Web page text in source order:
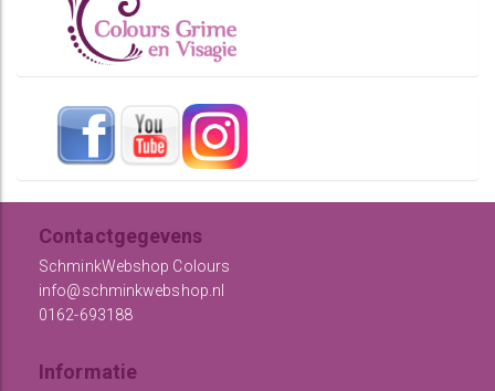
Contactgegevens
SchminkWebshop Colours
info@schminkwebshop.nl
0162-693188
Informatie